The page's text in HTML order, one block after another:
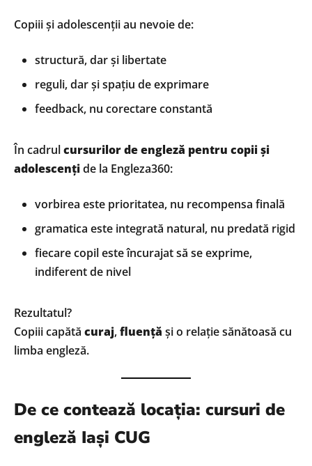
Copiii și adolescenții au nevoie de:
structură, dar și libertate
reguli, dar și spațiu de exprimare
feedback, nu corectare constantă
În cadrulcursurilor de engleză pentru copii și
adolescențide la Engleza360:
vorbirea este prioritatea, nu recompensa finală
gramatica este integrată natural, nu predată rigid
fiecare copil este încurajat să se exprime,
indiferent de nivel
Rezultatul?
Copiii capătă curaj,fluență și o relație sănătoasă cu
limba engleză.
De ce contează locația: cursuri de
engleză Iași CUG